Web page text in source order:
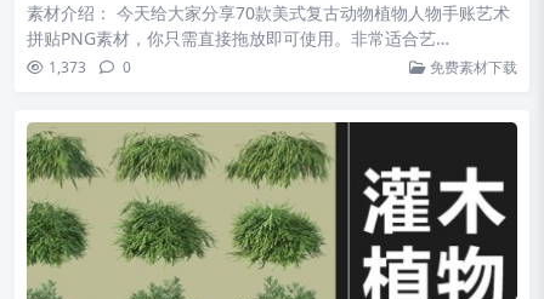
素材介绍： 今天给大家分享70款美式复古动物植物人物手账艺术
拼贴PNG素材，你只需直接拖放即可使用。非常适合艺…
1,373 0 免费素材下载